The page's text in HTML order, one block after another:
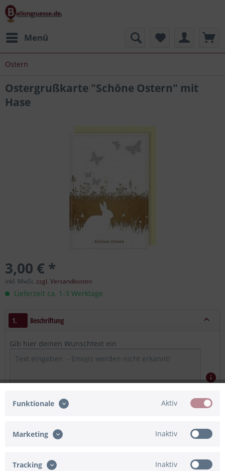
Menü
Ostern
Ostergrußkarte "Schöne Ostern" mit
Hase
3,00 € *
inkl. MwSt. zzgl. Versandkosten
Lieferzeit ca. 1-3 Werktage
1. Beschriftung
Gib hier deinen Wunschtext ein
Funktionale Aktiv
Marketing Inaktiv
Tracking Inaktiv